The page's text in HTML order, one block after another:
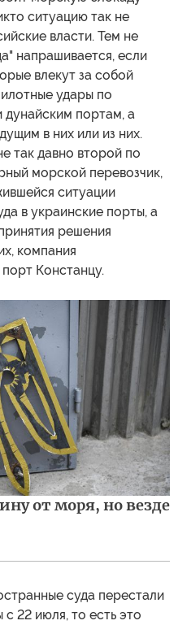
ситуацию так не
власти. Тем не
напрашивается, если
влекут за собой
удары по
портам, а
в них или из них.
так давно второй по
морской перевозчик,
ситуации
в украинские порты, а
решения
компания
Констанцу.
от моря, но везде
суда перестали
с 22 июля, то есть это